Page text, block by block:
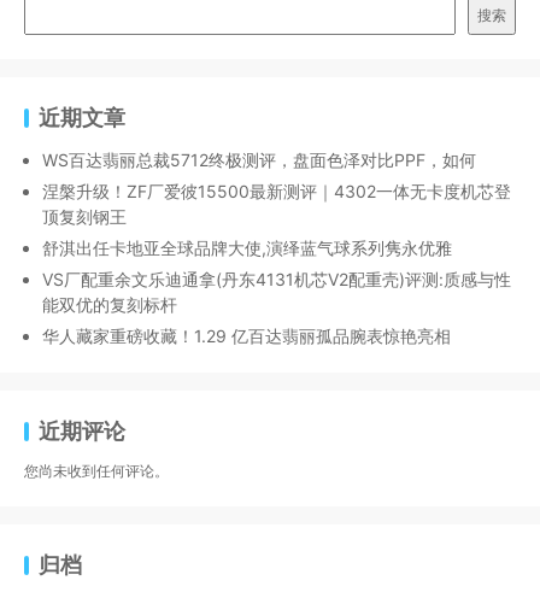
搜索
近期文章
WS百达翡丽总裁5712终极测评，盘面色泽对比PPF，如何
涅槃升级！ZF厂爱彼15500最新测评｜4302一体无卡度机芯登
顶复刻钢王
舒淇出任卡地亚全球品牌大使,演绎蓝气球系列隽永优雅
VS厂配重余文乐迪通拿(丹东4131机芯V2配重壳)评测:质感与性
能双优的复刻标杆
华人藏家重磅收藏！1.29 亿百达翡丽孤品腕表惊艳亮相
近期评论
您尚未收到任何评论。
归档